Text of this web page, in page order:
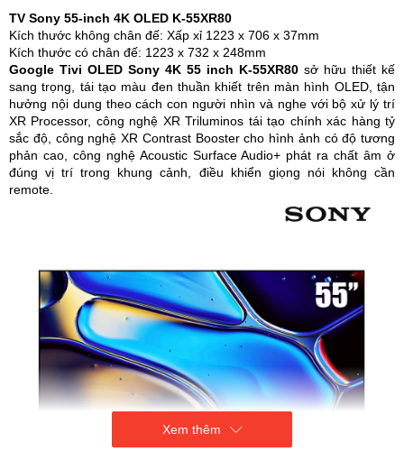
TV Sony 55-inch 4K OLED K-55XR80
Kích thước không chân đế: Xấp xỉ 1223 x 706 x 37mm
Kích thước có chân đế: 1223 x 732 x 248mm
Google Tivi OLED Sony 4K 55 inch K-55XR80 sở hữu thiết kế
sang trọng, tái tạo màu đen thuần khiết trên màn hình OLED, tận
hưởng nội dung theo cách con người nhìn và nghe với bộ xử lý trí
XR Processor, công nghệ XR Triluminos tái tạo chính xác hàng tỷ
sắc độ, công nghệ XR Contrast Booster cho hình ảnh có độ tương
phản cao, công nghệ Acoustic Surface Audio+ phát ra chất âm ở
đúng vị trí trong khung cảnh, điều khiển giọng nói không cần
remote.
Xem thêm